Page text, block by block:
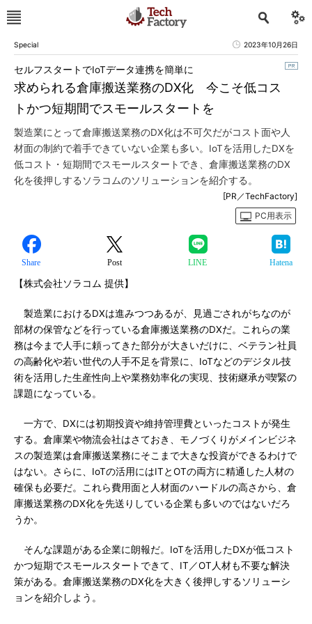
Special 2023年10月26日
求められる倉庫搬送業務のDX化 今こそ低コス
トかつ短期間でスモールスタートを
セルフスタートでIoTデータ連携を簡単に
製造業にとって倉庫搬送業務のDX化は不可欠だがコスト面や人
材面の制約で着手できていない企業も多い。IoTを活用したDXを
低コスト・短期間でスモールスタートでき、倉庫搬送業務のDX
化を後押しするソラコムのソリューションを紹介する。
[PR／TechFactory]
PC用表示
Share Post LINE Hatena
【株式会社ソラコム 提供】
製造業におけるDXは進みつつあるが、見過ごされがちなのが
部材の保管などを行っている倉庫搬送業務のDXだ。これらの業
務は今まで人手に頼ってきた部分が大きいだけに、ベテラン社員
の高齢化や若い世代の人手不足を背景に、IoTなどのデジタル技
術を活用した生産性向上や業務効率化の実現、技術継承が喫緊の
課題になっている。
一方で、DXには初期投資や維持管理費といったコストが発生
する。倉庫業や物流会社はさておき、モノづくりがメインビジネ
スの製造業は倉庫搬送業務にそこまで大きな投資ができるわけで
はない。さらに、IoTの活用にはITとOTの両方に精通した人材の
確保も必要だ。これら費用面と人材面のハードルの高さから、倉
庫搬送業務のDX化を先送りしている企業も多いのではないだろ
うか。
そんな課題がある企業に朗報だ。IoTを活用したDXが低コスト
かつ短期でスモールスタートできて、IT／OT人材も不要な解決
策がある。倉庫搬送業務のDX化を大きく後押しするソリューシ
ョンを紹介しよう。